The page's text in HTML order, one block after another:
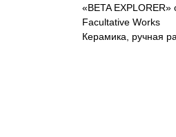
«BETA
Facultative Works
Керамика, ручная